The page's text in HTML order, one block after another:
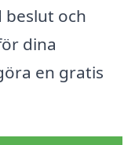
och
dina
en gratis